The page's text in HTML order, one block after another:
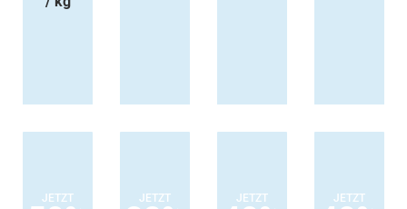
JETZT JETZT JETZT JETZT